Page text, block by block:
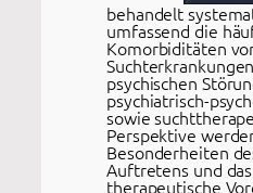
behandelt
umfassend die
Komorbiditäten
psychischen
psychiatrisch-
sowie
Perspektive
Besonderheiten
Auftretens und
therapeutische